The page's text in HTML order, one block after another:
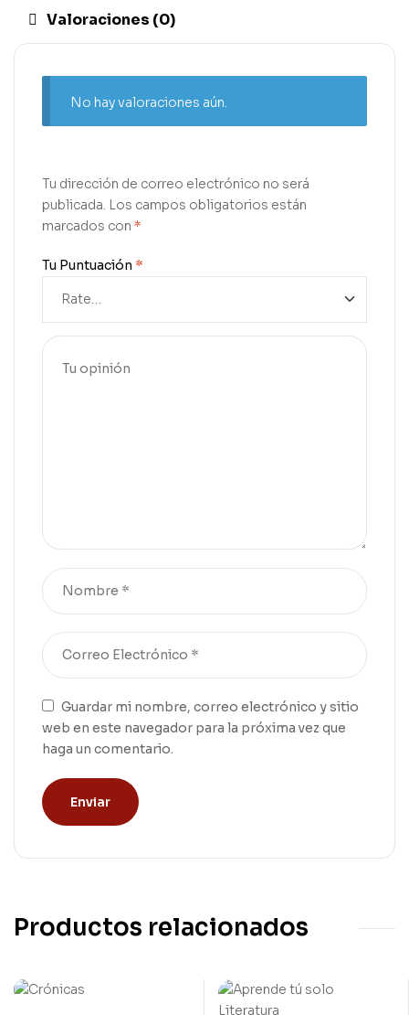
Valoraciones (0)
No hay valoraciones aún.
Tu dirección de correo electrónico no será
publicada. Los campos obligatorios están
marcados con *
Tu Puntuación *
Guardar mi nombre, correo electrónico y sitio
web en este navegador para la próxima vez que
haga un comentario.
Productos relacionados